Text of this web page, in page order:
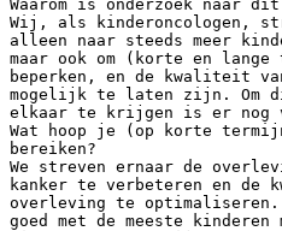
Waarom is onderzoek naar
Wij, als kinderoncologen,
alleen naar steeds meer
maar ook om (korte en
beperken, en de kwaliteit
mogelijk te laten zijn. Om
elkaar te krijgen is er nog
Wat hoop je (op korte
bereiken?
We streven ernaar de
kanker te verbeteren en de
overleving te
goed met de meeste kinderen